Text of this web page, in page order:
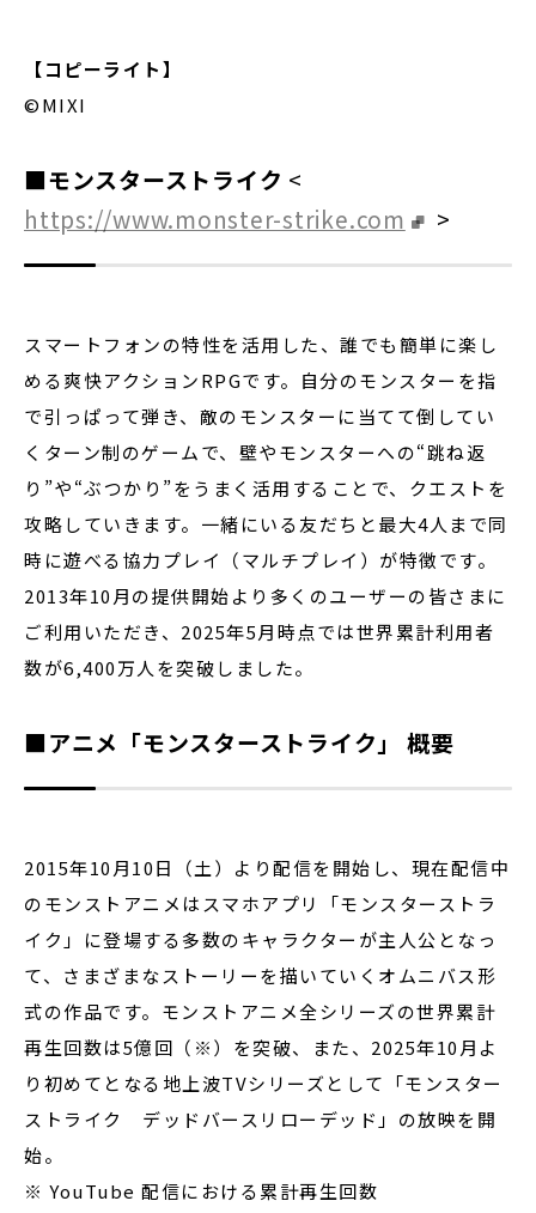
【コピーライト】
©MIXI
■モンスターストライク <
https://www.monster-strike.com
>
スマートフォンの特性を活用した、誰でも簡単に楽し
める爽快アクションRPGです。自分のモンスターを指
で引っぱって弾き、敵のモンスターに当てて倒してい
くターン制のゲームで、壁やモンスターへの“跳ね返
り”や“ぶつかり”をうまく活用することで、クエストを
攻略していきます。一緒にいる友だちと最大4人まで同
時に遊べる協力プレイ（マルチプレイ）が特徴です。
2013年10月の提供開始より多くのユーザーの皆さまに
ご利用いただき、2025年5月時点では世界累計利用者
数が6,400万人を突破しました。
■アニメ「モンスターストライク」 概要
2015年10月10日（土）より配信を開始し、現在配信中
のモンストアニメはスマホアプリ「モンスターストラ
イク」に登場する多数のキャラクターが主人公となっ
て、さまざまなストーリーを描いていくオムニバス形
式の作品です。モンストアニメ全シリーズの世界累計
再生回数は5億回（※）を突破、また、2025年10月よ
り初めてとなる地上波TVシリーズとして「モンスター
ストライク デッドバースリローデッド」の放映を開
始。
※ YouTube 配信における累計再生回数